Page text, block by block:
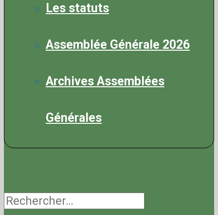
Les statuts
Assemblée Générale 2026
Archives Assemblées
Générales
Rechercher :